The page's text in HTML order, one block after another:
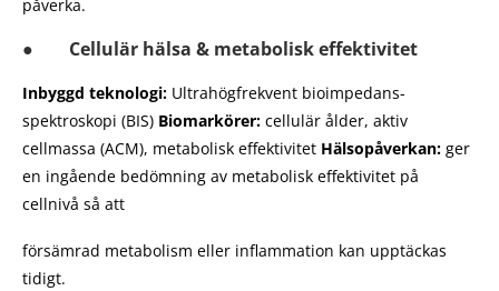
påverka.
● Cellulär hälsa & metabolisk effektivitet
Inbyggd teknologi: Ultrahögfrekvent bioimpedans-
spektroskopi (BIS) Biomarkörer: cellulär ålder, aktiv
cellmassa (ACM), metabolisk effektivitet Hälsopåverkan: ger
en ingående bedömning av metabolisk effektivitet på
cellnivå så att
försämrad metabolism eller inflammation kan upptäckas
tidigt.